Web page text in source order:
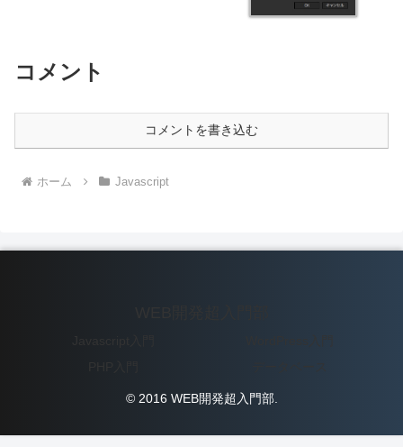
コメント
コメントを書き込む
ホーム Javascript
© 2016 WEB開発超入門部.